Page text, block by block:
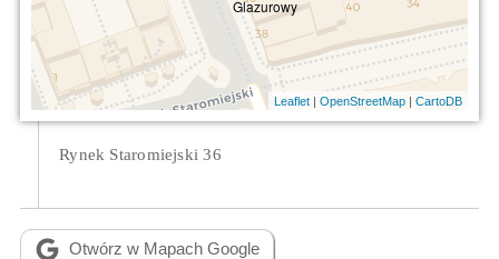
Leaflet| OpenStreetMap| CartoDB
Rynek Staromiejski 36
Otwórz w Mapach Google